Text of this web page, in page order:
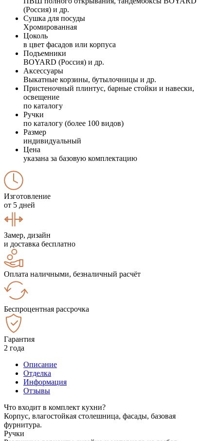
(Россия) и др.
Сушка для посуды
Хромированная
Цоколь
в цвет фасадов или корпуса
Подъемники
BOYARD (Россия) и др.
Аксессуары
Выкатные корзины, бутылочницы и др.
Пристеночный плинтус, барные стойки и навески,
освещение
по каталогу
Ручки
по каталогу (более 100 видов)
Размер
индивидуальный
Цена
указана за базовую комплектацию
Изготовление
от 5 дней
Замер, дизайн
и доставка бесплатно
Оплата наличными, безналичный расчёт
Беспроцентная рассрочка
Гарантия
2 года
Описание
Отделка
Информация
Отзывы
Что входит в комплект кухни?
Корпус, влагостойкая столешница, фасады, базовая
фурнитура.
Ручки